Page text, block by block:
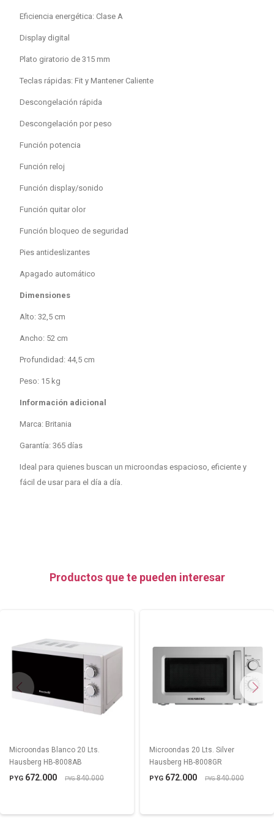
Eficiencia energética: Clase A
Display digital
Plato giratorio de 315 mm
Teclas rápidas: Fit y Mantener Caliente
Descongelación rápida
Descongelación por peso
Función potencia
Función reloj
Función display/sonido
Función quitar olor
Función bloqueo de seguridad
Pies antideslizantes
Apagado automático
Dimensiones
Alto: 32,5 cm
Ancho: 52 cm
Profundidad: 44,5 cm
Peso: 15 kg
Información adicional
Marca: Britania
Garantía: 365 días
Ideal para quienes buscan un microondas espacioso, eficiente y
fácil de usar para el día a día.
Productos que te pueden interesar
Microondas Blanco 20 Lts.
Hausberg HB-8008AB
PYG 672.000 PYG840.000
Microondas 20 Lts. Silver
Hausberg HB-8008GR
PYG 672.000 PYG840.000